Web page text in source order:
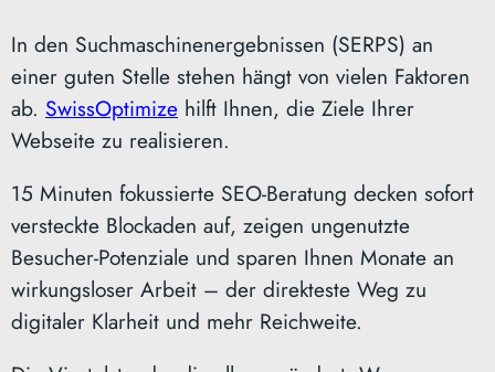
In den Suchmaschinenergebnissen (SERPS) an
einer guten Stelle stehen hängt von vielen Faktoren
ab. SwissOptimize hilft Ihnen, die Ziele Ihrer
Webseite zu realisieren.
15 Minuten fokussierte SEO-Beratung decken sofort
versteckte Blockaden auf, zeigen ungenutzte
Besucher-Potenziale und sparen Ihnen Monate an
wirkungsloser Arbeit – der direkteste Weg zu
digitaler Klarheit und mehr Reichweite.